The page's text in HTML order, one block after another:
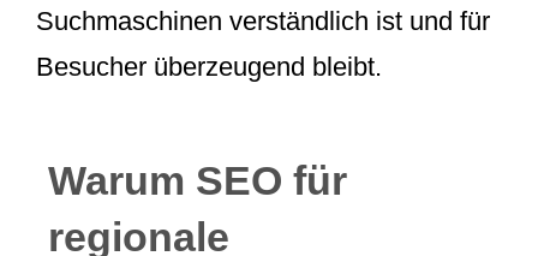
Suchmaschinen verständlich ist und für
Besucher überzeugend bleibt.
Warum SEO für
regionale